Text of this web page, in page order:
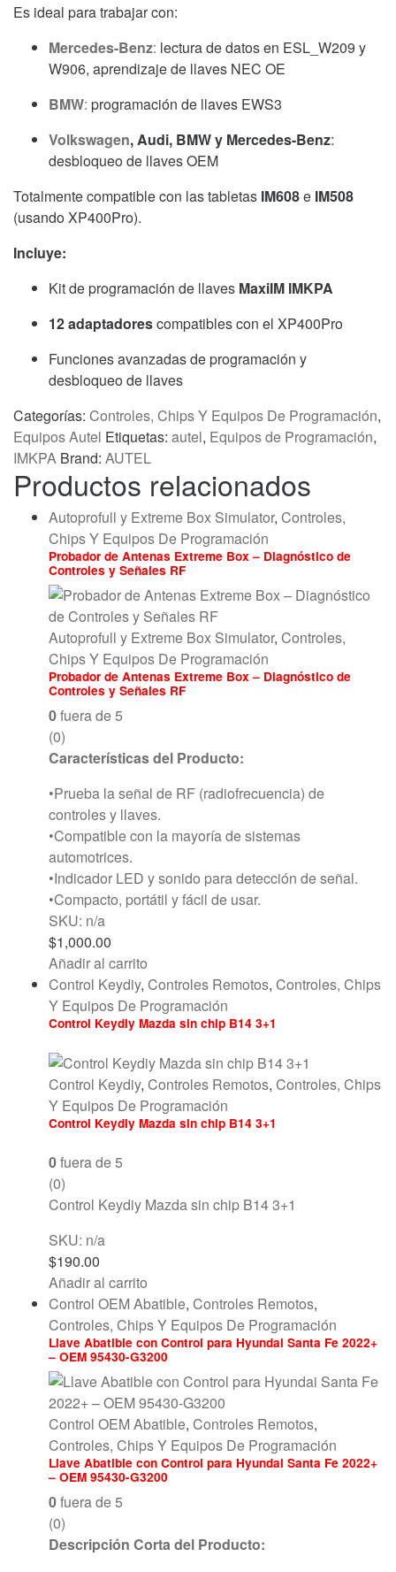
de
Llaves
cantidad
Es ideal para trabajar con:
Mercedes-Benz: lectura de datos en ESL_W209 y
W906, aprendizaje de llaves NEC OE
BMW: programación de llaves EWS3
Volkswagen, Audi, BMW y Mercedes-Benz:
desbloqueo de llaves OEM
Totalmente compatible con las tabletas IM608e IM508
(usando XP400Pro).
Incluye:
Kit de programación de llaves MaxiIM IMKPA
12 adaptadorescompatibles con el XP400Pro
Funciones avanzadas de programación y
desbloqueo de llaves
Categorías: Controles, Chips Y Equipos De Programación,
Equipos Autel Etiquetas: autel, Equipos de Programación,
IMKPA Brand: AUTEL
Productos relacionados
Autoprofull y Extreme Box Simulator, Controles,
Chips Y Equipos De Programación
Probador de Antenas Extreme Box – Diagnóstico de
Controles y Señales RF
Autoprofull y Extreme Box Simulator, Controles,
Chips Y Equipos De Programación
Probador de Antenas Extreme Box – Diagnóstico de
Controles y Señales RF
0fuera de 5
(0)
Características del Producto:
•Prueba la señal de RF (radiofrecuencia) de
controles y llaves.
•Compatible con la mayoría de sistemas
automotrices.
•Indicador LED y sonido para detección de señal.
•Compacto, portátil y fácil de usar.
SKU: n/a
$1,000.00
Añadir al carrito
Control Keydiy, Controles Remotos, Controles, Chips
Y Equipos De Programación
Control Keydiy Mazda sin chip B14 3+1
Control Keydiy, Controles Remotos, Controles, Chips
Y Equipos De Programación
Control Keydiy Mazda sin chip B14 3+1
0fuera de 5
(0)
Control Keydiy Mazda sin chip B14 3+1
SKU: n/a
$190.00
Añadir al carrito
Control OEM Abatible, Controles Remotos,
Controles, Chips Y Equipos De Programación
Llave Abatible con Control para Hyundai Santa Fe 2022+
– OEM 95430-G3200
Control OEM Abatible, Controles Remotos,
Controles, Chips Y Equipos De Programación
Llave Abatible con Control para Hyundai Santa Fe 2022+
– OEM 95430-G3200
0fuera de 5
(0)
Descripción Corta del Producto: